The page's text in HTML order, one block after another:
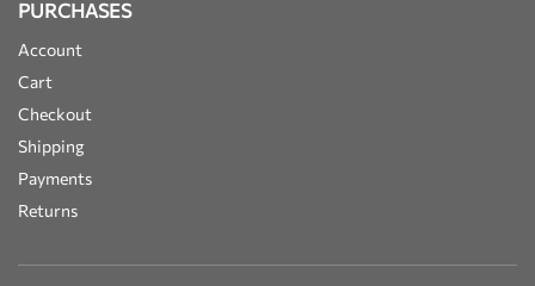
PURCHASES
Account
Cart
Checkout
Shipping
Payments
Returns